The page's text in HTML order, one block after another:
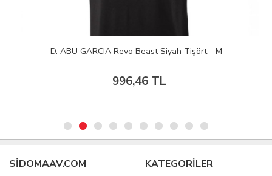
D. ABU GARCIA Revo Beast Siyah Tişört - M
996,46 TL
SIDOMAAV.COM KATEGORİLER